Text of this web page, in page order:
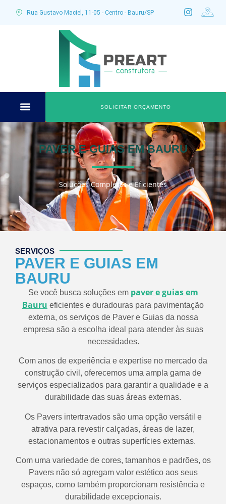
Rua Gustavo Maciel, 11-05 - Centro - Bauru/SP
SOLICITAR ORÇAMENTO
PAVER E GUIAS EM BAURU
Soluções Completas e Eficientes
SERVIÇOS
PAVER E GUIAS EM
BAURU
Se você busca soluções em paver e guias em
Bauru eficientes e duradouras para pavimentação
externa, os serviços de Paver e Guias da nossa
empresa são a escolha ideal para atender às suas
necessidades.
Com anos de experiência e expertise no mercado da
construção civil, oferecemos uma ampla gama de
serviços especializados para garantir a qualidade e a
durabilidade das suas áreas externas.
Os Pavers intertravados são uma opção versátil e
atrativa para revestir calçadas, áreas de lazer,
estacionamentos e outras superfícies externas.
Com uma variedade de cores, tamanhos e padrões, os
Pavers não só agregam valor estético aos seus
espaços, como também proporcionam resistência e
durabilidade excepcionais.